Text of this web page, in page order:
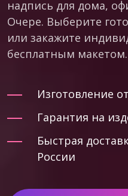
надпись для дома,
Очере. Выберите
или закажите
бесплатным макетом.
Изготовление
Гарантия на
Быстрая
России